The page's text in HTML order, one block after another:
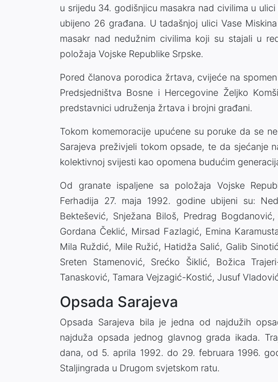
u srijedu 34. godišnjicu masakra nad civilima u
ubijeno 26 građana. U tadašnjoj ulici Vase
masakr nad nedužnim civilima koji su stajali u
položaja Vojske Republike Srpske.
Pored članova porodica žrtava, cvijeće na
Predsjedništva Bosne i Hercegovine Željko
predstavnici udruženja žrtava i brojni građani.
Tokom komemoracije upućene su poruke da se
Sarajeva preživjeli tokom opsade, te da sjećanje
kolektivnoj svijesti kao opomena budućim
Od granate ispaljene sa položaja Vojske
Ferhadija 27. maja 1992. godine ubijeni su:
Bektešević, Snježana Biloš, Predrag
Gordana Čeklić, Mirsad Fazlagić, Emina
Mila Ruždić, Mile Ružić, Hatidža Salić, Galib
Sreten Stamenović, Srećko Šiklić, Božica
Tanasković, Tamara Vejzagić-Kostić, Jusuf
Opsada Sarajeva
Opsada Sarajeva bila je jedna od najdužih
najduža opsada jednog glavnog grada ikada.
dana, od 5. aprila 1992. do 29. februara 1996.
Staljingrada u Drugom svjetskom ratu.